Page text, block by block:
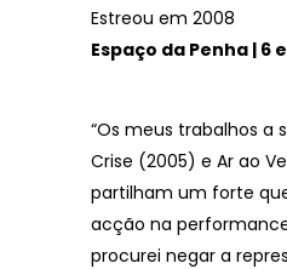
Estreou em 2008
Espaço da Penha | 6
“Os meus trabalhos a
Crise (2005) e Ar ao
partilham um forte
acção na
procurei negar a